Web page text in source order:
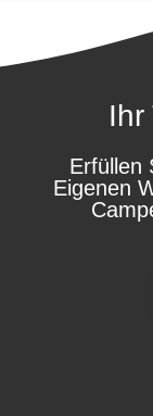
Ihr
Erfüllen
Eigenen